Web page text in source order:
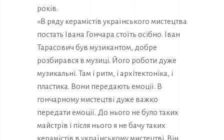
років.
«В ряду керамістів українського мистецтва
постать Івана Гончара стоїть осібно. Іван
Тарасович був музикантом, добре
розбирався в музиці. Його роботи дуже
музикальні. Там і ритм, і архітектоніка, і
пластика. Вони передають емоції. В
гончарному мистецтві дуже важко
передати емоції. До нього не було таких
майстрів і після нього я не бачу таких
керамістів в українському мистецтві. Він